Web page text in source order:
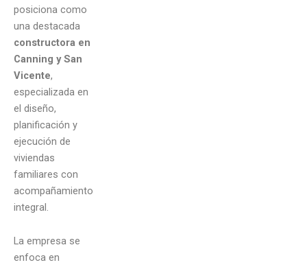
posiciona como
una destacada
constructora en
Canning y San
Vicente,
especializada en
el diseño,
planificación y
ejecución de
viviendas
familiares con
acompañamiento
integral.
La empresa se
enfoca en